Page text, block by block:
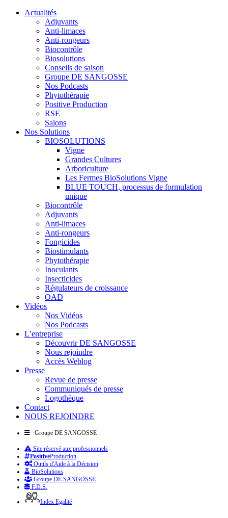
Actualités
Adjuvants
Anti-limaces
Anti-rongeurs
Biocontrôle
Biosolutions
Conseils de saison
Groupe DE SANGOSSE
Nos Podcasts
Phytothérapie
Positive Production
RSE
Salons
Nos Solutions
BIOSOLUTIONS
Vigne
Grandes Cultures
Arboriculture
Les Fermes BioSolutions Vigne
BLUE TOUCH, processus de formulation
unique
Biocontrôle
Adjuvants
Anti-limaces
Anti-rongeurs
Fongicides
Biostimulants
Phytothérapie
Inoculants
Insecticides
Régulateurs de croissance
OAD
Vidéos
Nos Vidéos
Nos Podcasts
L’entreprise
Découvrir DE SANGOSSE
Nous rejoindre
Accès Weblog
Presse
Revue de presse
Communiqués de presse
Logothèque
Contact
NOUS REJOINDRE
Groupe DE SANGOSSE
Site réservé aux professionnels
PositiveProduction
Outils d'Aide à la Décision
BioSolutions
Groupe DE SANGOSSE
F.D.S.
Index Egalité